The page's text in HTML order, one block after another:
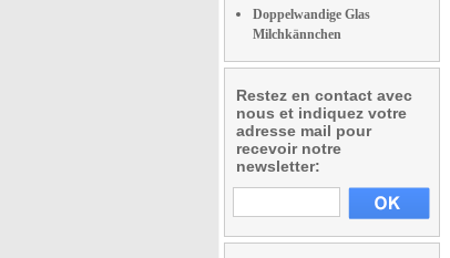
Doppelwandige Glas
Milchkännchen
Restez en contact avec
nous et indiquez votre
adresse mail pour
recevoir notre
newsletter: